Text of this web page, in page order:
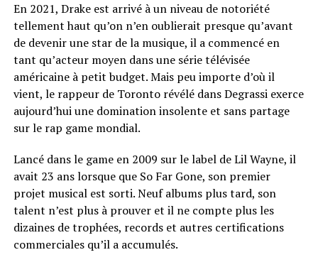
En 2021, Drake est arrivé à un niveau de notoriété
tellement haut qu’on n’en oublierait presque qu’avant
de devenir une star de la musique, il a commencé en
tant qu’acteur moyen dans une série télévisée
américaine à petit budget. Mais peu importe d’où il
vient, le rappeur de Toronto révélé dans Degrassi exerce
aujourd’hui une domination insolente et sans partage
sur le rap game mondial.
Lancé dans le game en 2009 sur le label de Lil Wayne, il
avait 23 ans lorsque que So Far Gone, son premier
projet musical est sorti. Neuf albums plus tard, son
talent n’est plus à prouver et il ne compte plus les
dizaines de trophées, records et autres certifications
commerciales qu’il a accumulés.